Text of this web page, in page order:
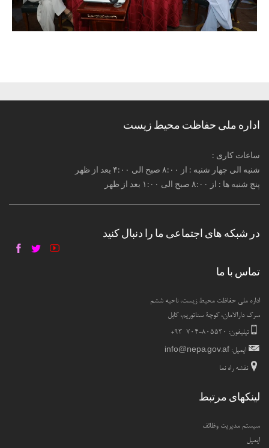
اداره ملی حفاظت محیط زیست
: ساعات کاری
شنبه الی چهار شنبه : از ۸:۰۰ صبح الی ۴:۰۰ بعد از ظهر
پنج شنبه ها : از ۸:۰۰ صبح الی ۱:۰۰ بعد از ظهر
در شبکه های اجتماعی ما را دنبال کنید
تماس با ما
اداره ملی حفاظت محیط زیست، ناحیه ششم
سرک دارالامان، کوچۀ سناتوریم، کابل
تیلیفون: ۸۰۵۵۳۰-۷۰۴ ۹۳+
ایمیل:
نقشه راه نما
لینکهای مرتبط
سیستم مدیریت وظائف
ایمیل